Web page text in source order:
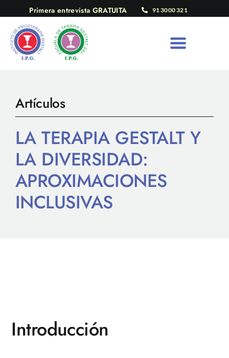
contenido
Primera entrevista GRATUITA 91 3000 321
Artículos
LA TERAPIA GESTALT Y
LA DIVERSIDAD:
APROXIMACIONES
INCLUSIVAS
Introducción